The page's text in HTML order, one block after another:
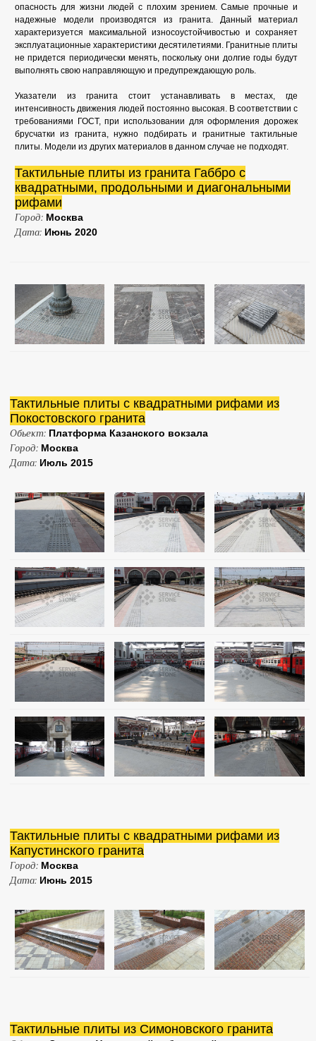
опасность для жизни людей с плохим зрением. Самые прочные и
надежные модели производятся из гранита. Данный материал
характеризуется максимальной износоустойчивостью и сохраняет
эксплуатационные характеристики десятилетиями. Гранитные плиты
не придется периодически менять, поскольку они долгие годы будут
выполнять свою направляющую и предупреждающую роль.
Указатели из гранита стоит устанавливать в местах, где
интенсивность движения людей постоянно высокая. В соответствии с
требованиями ГОСТ, при использовании для оформления дорожек
брусчатки из гранита, нужно подбирать и гранитные тактильные
плиты. Модели из других материалов в данном случае не подходят.
Тактильные плиты из гранита Габбро с
квадратными, продольными и диагональными
рифами
Город: Москва
Дата: Июнь 2020
Тактильные плиты с квадратными рифами из
Покостовского гранита
Обьект: Платформа Казанского вокзала
Город: Москва
Дата: Июль 2015
Тактильные плиты с квадратными рифами из
Капустинского гранита
Город: Москва
Дата: Июнь 2015
Тактильные плиты из Симоновского гранита